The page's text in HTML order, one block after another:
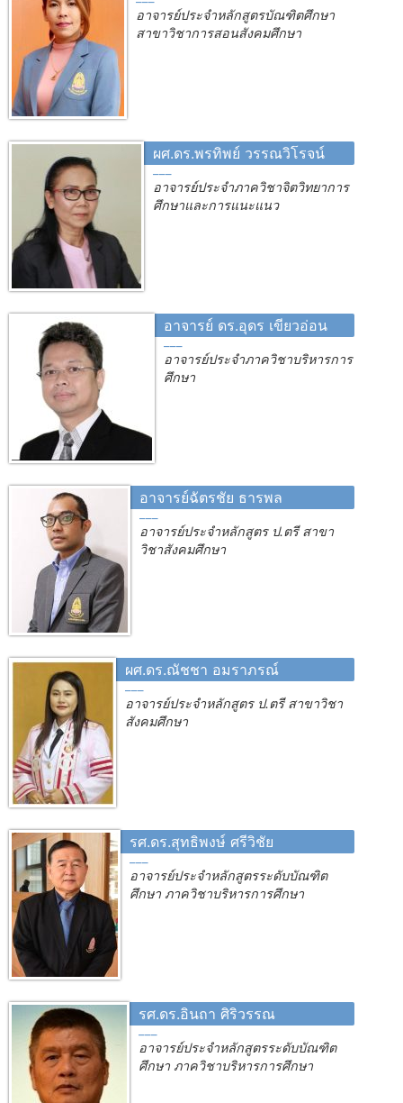
อาจารย์ประจำหลักสูตรบัณฑิตศึกษา
สาขาวิชาการสอนสังคมศึกษา
ผศ.ดร.พรทิพย์ วรรณวิโรจน์
อาจารย์ประจำภาควิชาจิตวิทยาการ
ศึกษาและการแนะแนว
อาจารย์ ดร.อุดร เขียวอ่อน
อาจารย์ประจำภาควิชาบริหารการ
ศึกษา
อาจารย์ฉัตรชัย ธารพล
อาจารย์ประจำหลักสูตร ป.ตรี สาขา
วิชาสังคมศึกษา
ผศ.ดร.ณัชชา อมราภรณ์
อาจารย์ประจำหลักสูตร ป.ตรี สาขาวิชา
สังคมศึกษา
รศ.ดร.สุทธิพงษ์ ศรีวิชัย
อาจารย์ประจำหลักสูตรระดับบัณฑิต
ศึกษา ภาควิชาบริหารการศึกษา
รศ.ดร.อินถา ศิริวรรณ
อาจารย์ประจำหลักสูตรระดับบัณฑิต
ศึกษา ภาควิชาบริหารการศึกษา